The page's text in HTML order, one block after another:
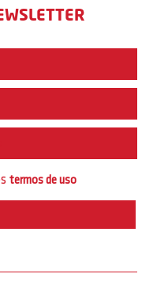
termos de uso